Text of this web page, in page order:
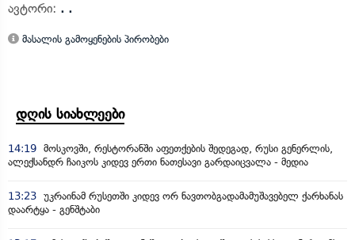
ავტორი: . .
მასალის გამოყენების პირობები
დღის სიახლეები
14:19 მოსკოვში, რესტორანში აფეთქების შედეგად, რუსი გენერლის,
ალექსანდრ ჩაიკოს კიდევ ერთი ნათესავი გარდაიცვალა - მედია
13:23 უკრაინამ რუსეთში კიდევ ორ ნავთობგადამამუშავებელ ქარხანას
დაარტყა - გენშტაბი